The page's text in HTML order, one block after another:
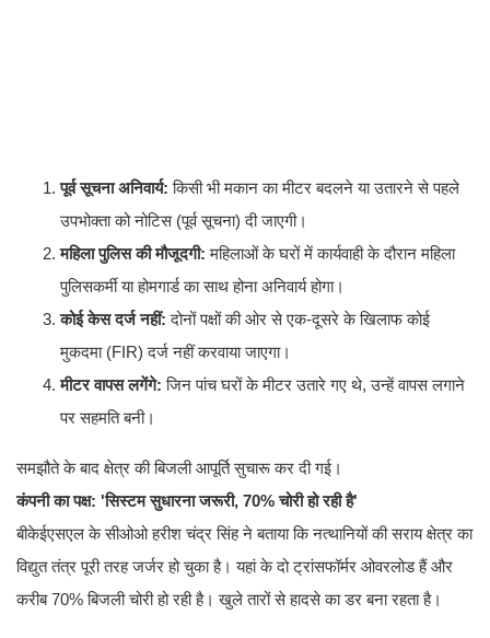
पूर्व सूचना अनिवार्य: किसी भी मकान का मीटर बदलने या उतारने से पहले
उपभोक्ता को नोटिस (पूर्व सूचना) दी जाएगी।
महिला पुलिस की मौजूदगी: महिलाओं के घरों में कार्यवाही के दौरान महिला
पुलिसकर्मी या होमगार्ड का साथ होना अनिवार्य होगा।
कोई केस दर्ज नहीं: दोनों पक्षों की ओर से एक-दूसरे के खिलाफ कोई
मुकदमा (FIR) दर्ज नहीं करवाया जाएगा।
मीटर वापस लगेंगे: जिन पांच घरों के मीटर उतारे गए थे, उन्हें वापस लगाने
पर सहमति बनी।
​समझौते के बाद क्षेत्र की बिजली आपूर्ति सुचारू कर दी गई।
कंपनी का पक्ष: 'सिस्टम सुधारना जरूरी, 70% चोरी हो रही है'
बीकेईएसएल के सीओओ हरीश चंद्र सिंह ने बताया कि नत्थानियों की सराय क्षेत्र का
विद्युत तंत्र पूरी तरह जर्जर हो चुका है। यहां के दो ट्रांसफॉर्मर ओवरलोड हैं और
करीब 70% बिजली चोरी हो रही है। खुले तारों से हादसे का डर बना रहता है।